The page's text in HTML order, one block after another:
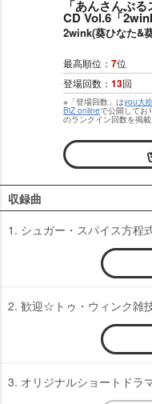
「あんさんぶ
CD Vol.6「
2wink(葵ひなた&
最高順位： 7位
登場回数： 13回
※「登場回数」はyou大
BiZ onlineで公開してお
のランクイン回数を掲載
収録曲
1. シュガー・スパイス方程
2. 歓迎☆トゥ・ウィンク雑
3. オリジナルショートドラ